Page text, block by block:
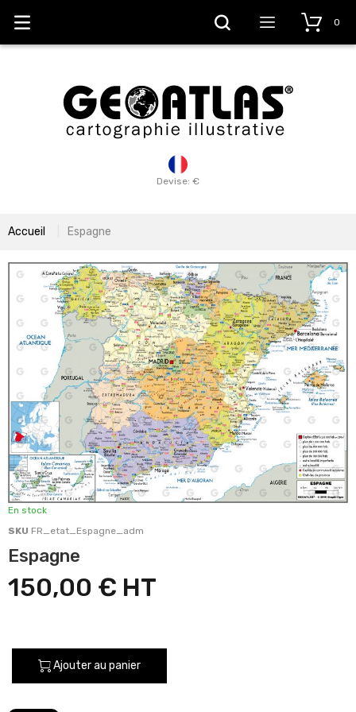
Devise: €
0
Accueil Espagne
En stock
SKU FR_etat_Espagne_adm
Espagne
150,00 €
Ajouter au panier